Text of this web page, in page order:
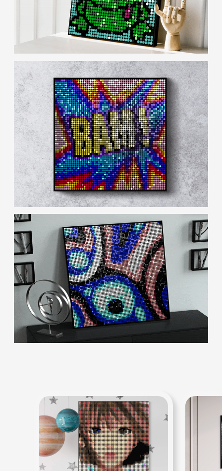
Обратная связь
+7 (800)2222-4-93
Российская Федерация, 350000,
г. Краснодар, ул. Бабушкина 220
КОНТАКТЫ
Гарантия и возврат
Доставка
Оплата
Блог
Подбор изображения
Работа в редакторе
Инструкция по сборке
Вопросы и ответы
ПОМОЩЬ
ГОТОВЫЕ СХЕМЫ
Редактор картины
Магазин
О Мозикс
Главная
О ПРОДУКТЕ
арт-мозаика
коструктор